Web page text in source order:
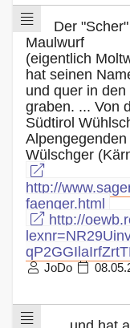
Der
Maulwurf
(eigentlich
hat seinen
und quer in
graben. ... Von
Südtirol
Wülschger
http://
faenger.html
http://
JoDo